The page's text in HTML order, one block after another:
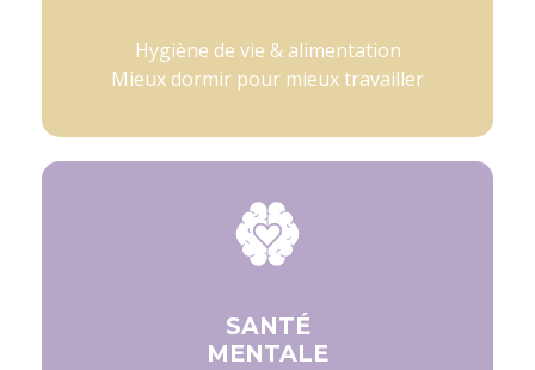
Hygiène de vie & alimentation
Mieux dormir pour mieux travailler
SANTÉ
MENTALE